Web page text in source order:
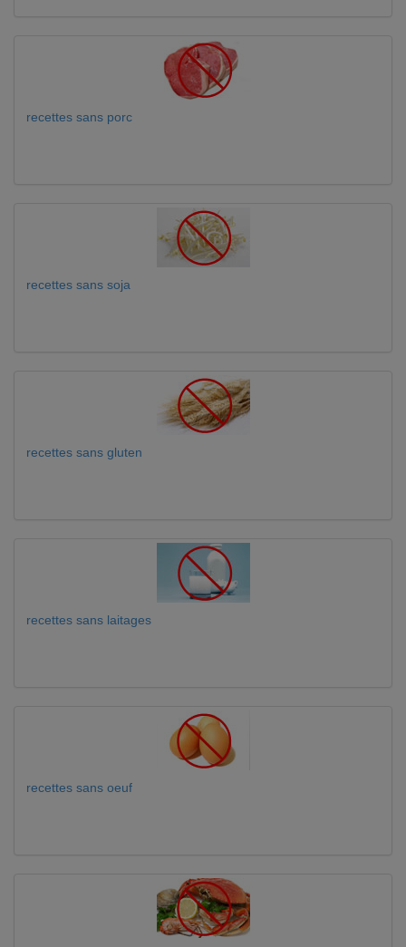
recettes sans porc
recettes sans soja
recettes sans gluten
recettes sans laitages
recettes sans oeuf